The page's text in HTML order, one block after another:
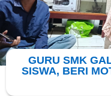
GURU SMK
SISWA, BERI